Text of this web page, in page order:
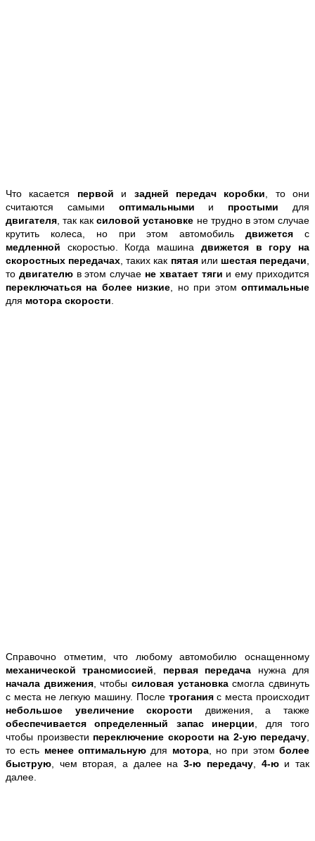
Что касается первой и задней передач коробки , то они
считаются самыми оптимальными и простыми для
двигателя , так каксиловой установке не трудно в этом случае
крутить колеса, но при этом автомобильдвижетсяс
медленной скоростью. Когда машина движется в гору на
скоростных передачах , таких как пятая или шестая передачи
то двигателю в этом случае не хватает тяги и ему приходится
переключаться на более низкие , но при этомоптимальные
для мотора скорости
Справочно отметим, что любому автомобилю оснащенному
механической трансмиссией
первая передача нужна для
начала движения, чтобысиловая установкасмогла сдвинуть
с места не легкую машину. После троганияс места происходит
небольшое увеличение скорости движения, а также
обеспечивается определенный запас инерции , для того
чтобы произвести переключение скорости на 2-ую передачу
то есть менее оптимальную для мотора, но при этомболее
быструю , чем вторая, а далее на3-ю передачу, 4-юи так
далее.